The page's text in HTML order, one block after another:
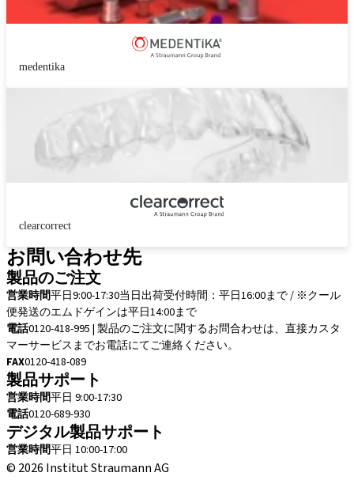
medentika
clearcorrect
お問い合わせ先
製品のご注文
営業時間平日9:00-17:30当日出荷受付時間：平日16:00まで / ※クール
便発送のエムドゲインは平日14:00まで
電話0120-418-995 | 製品のご注文に関するお問合わせは、直接カスタ
マーサービスまでお電話にてご連絡ください。
FAX0120-418-089
製品サポート
営業時間平日 9:00-17:30
電話0120-689-930
デジタル製品サポート
営業時間平日 10:00-17:00
© 2026 Institut Straumann AG